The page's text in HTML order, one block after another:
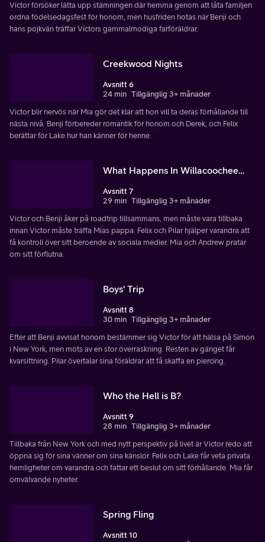
Victor försöker lätta upp stämningen där hemma genom att låta familjen
ordna födelsedagsfest för honom, men husfriden hotas när Benji och
hans pojkvän träffar Victors gammalmodiga farföräldrar.
Creekwood Nights
Avsnitt 6
24 min Tillgänglig 3+ månader
Victor blir nervös när Mia gör det klar att hon vill ta deras förhållande till
nästa nivå. Benji förbereder romantik för honom och Derek, och Felix
berättar för Lake hur han känner för henne.
What Happens In Willacoochee…
Avsnitt 7
29 min Tillgänglig 3+ månader
Victor och Benji åker på roadtrip tillsammans, men måste vara tillbaka
innan Victor måste träffa Mias pappa. Felix och Pilar hjälper varandra att
få kontroll över sitt beroende av sociala medier. Mia och Andrew pratar
om sitt förflutna.
Boys' Trip
Avsnitt 8
30 min Tillgänglig 3+ månader
Efter att Benji avvisat honom bestämmer sig Victor för att hälsa på Simon
i New York, men möts av en stor överraskning. Resten av gänget får
kvarsittning. Pilar övertalar sina föräldrar att få skaffa en piercing.
Who the Hell is B?
Avsnitt 9
28 min Tillgänglig 3+ månader
Tillbaka från New York och med nytt perspektiv på livet är Victor redo att
öppna sig för sina vänner om sina känslor. Felix och Lake får veta privata
hemligheter om varandra och fattar ett beslut om sitt förhållande. Mia får
omvälvande nyheter.
Spring Fling
Avsnitt 10